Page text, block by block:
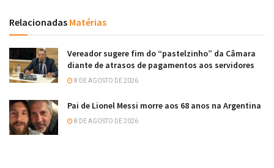
Relacionadas Matérias
Vereador sugere fim do “pastelzinho” da Câmara
diante de atrasos de pagamentos aos servidores
8 DE AGOSTO DE 2026
Pai de Lionel Messi morre aos 68 anos na Argentina
8 DE AGOSTO DE 2026